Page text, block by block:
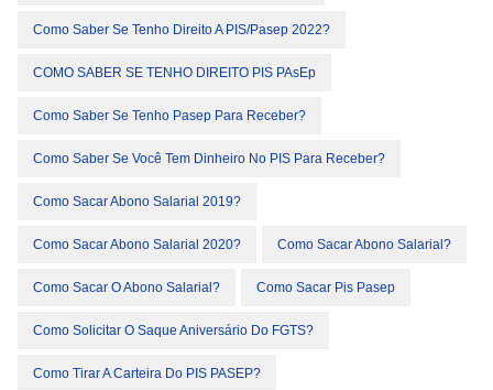
Como Saber Se Tenho Direito A PIS/Pasep 2022?
COMO SABER SE TENHO DIREITO PIS PAsEp
Como Saber Se Tenho Pasep Para Receber?
Como Saber Se Você Tem Dinheiro No PIS Para Receber?
Como Sacar Abono Salarial 2019?
Como Sacar Abono Salarial 2020? Como Sacar Abono Salarial?
Como Sacar O Abono Salarial? Como Sacar Pis Pasep
Como Solicitar O Saque Aniversário Do FGTS?
Como Tirar A Carteira Do PIS PASEP?